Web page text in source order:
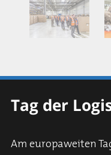
Tag der
Am europaweiten